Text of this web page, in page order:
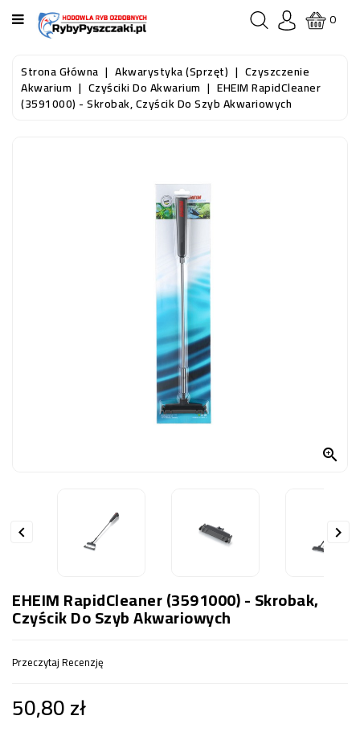
KATEGORIA
STRONA
GŁÓWNA
0
Strona Główna Akwarystyka (sprzęt) Czyszczenie
Akwarium Czyściki Do Akwarium EHEIM RapidCleaner
(3591000) - Skrobak, Czyścik Do Szyb Akwariowych

 
EHEIM RapidCleaner (3591000) - Skrobak,
Czyścik Do Szyb Akwariowych
Przeczytaj Recenzję
50,80 zł